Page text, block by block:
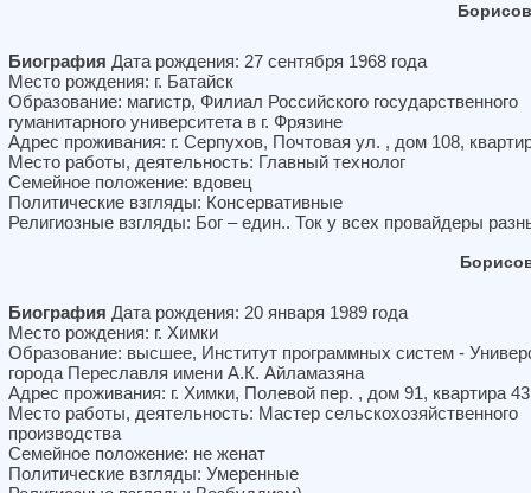
Биография Дата рождения: 27 сентября 1968 года
Место рождения: г. Батайск
Образование: магистр, Филиал Российского государственного
гуманитарного университета в г. Фрязине
Адрес проживания: г. Серпухов, Почтовая ул. , дом 108,
Место работы, деятельность: Главный технолог
Семейное положение: вдовец
Политические взгляды: Консервативные
Религиозные взгляды: Бог – един.. Ток у всех провайдеры
Биография Дата рождения: 20 января 1989 года
Место рождения: г. Химки
Образование: высшее, Институт программных систем -
города Переславля имени А.К. Айламазяна
Адрес проживания: г. Химки, Полевой пер. , дом 91, квартира 43
Место работы, деятельность: Мастер сельскохозяйственного
производства
Семейное положение: не женат
Политические взгляды: Умеренные